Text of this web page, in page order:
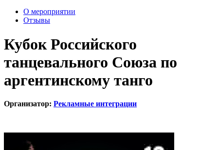
О мероприятии
Отзывы
Кубок Российского
танцевального Союза по
аргентинскому танго
Организатор: Рекламные интеграции